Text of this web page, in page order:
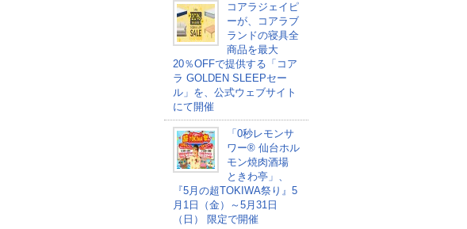
コアラジェイピ
ーが、コアラブ
ランドの寝具全
商品を最大
20％OFFで提供する「コア
ラ GOLDEN SLEEPセー
ル」を、公式ウェブサイト
にて開催
「0秒レモンサ
ワー® 仙台ホル
モン焼肉酒場
ときわ亭」、
『5月の超TOKIWA祭り』5
月1日（金）～5月31日
（日） 限定で開催